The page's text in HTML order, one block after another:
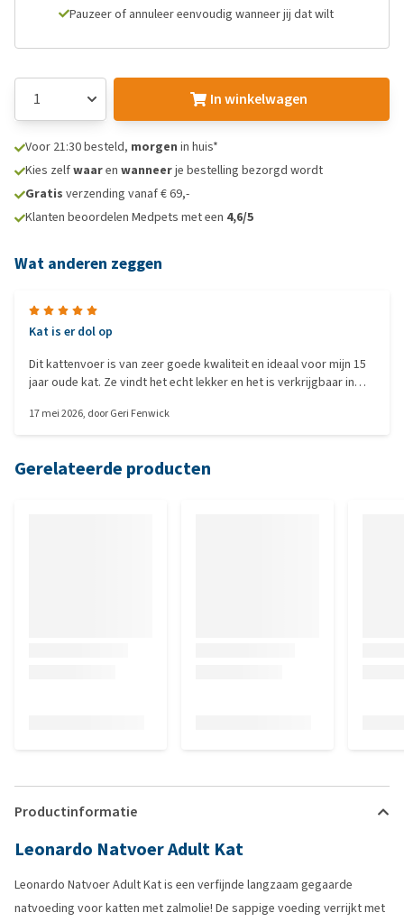
Pauzeer of annuleer eenvoudig wanneer jij dat wilt
In winkelwagen
Voor 21:30 besteld, morgen in huis*
Kies zelfwaaren wanneerje bestelling bezorgd wordt
Gratis verzending vanaf € 69,-
Klanten beoordelen Medpets met een 4,6/5
Wat anderen zeggen
Kat is er dol op
Dit kattenvoer is van zeer goede kwaliteit en ideaal voor mijn 15
jaar oude kat. Ze vindt het echt lekker en het is verkrijgbaar in
17 mei 2026, doorGeri Fenwick
Gerelateerde producten
Productinformatie
Leonardo Natvoer Adult Kat
Leonardo Natvoer Adult Kat is een verfijnde langzaam gegaarde
natvoeding voor katten met zalmolie! De sappige voeding verrijkt met